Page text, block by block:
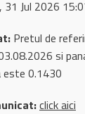
31 Jul 2026
Pretul de
si
0.1430
click aici